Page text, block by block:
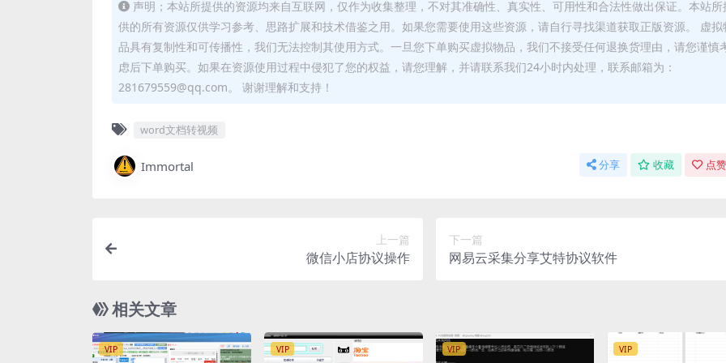
声明；本站所提供的资源均来自互联网，仅作为收集整理，不对其准确性、真实性、可用性和合法性做出保证。本站所
供的所有资源仅供学习参考、思路扩展和技术借鉴之用。如果您需要使用这些资源，请自行寻找渠道获取正版资源。 虚拟
品具有复制性和可传播性，我们无法控制其使用方式。一旦您下单购买虚拟物品，我们不接受任何退换货理由，请您谨慎
虑后下单购买。如果在资源使用过程中侵犯了您的权益，请您理解，并请联系我们24小时内处理，联系邮箱为：
281679559@qq.com。 谢谢理解和支持！
word文档转视频
Immortal 分享 收藏 点
上一篇
微信小店协议操作
下一篇
网易云采集分享艾特协议软件
相关文章
VIP VIP VIP VIP